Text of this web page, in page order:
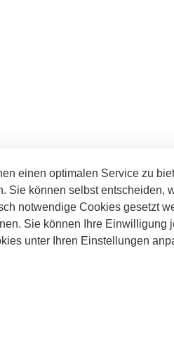
Rhld.
0
99999
einen optimalen Service zu
Sie können selbst entscheiden,
notwendige Cookies gesetzt
Sie können Ihre Einwilligung
unter Ihren Einstellungen